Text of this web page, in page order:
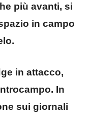
più avanti, si
in campo
in attacco,
In
sui giornali